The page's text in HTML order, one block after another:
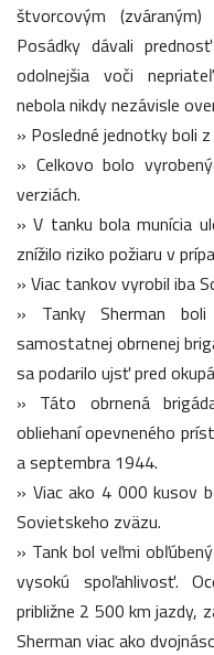
štvorcovým
Posádky dávali
odolnejšia voči
nebola nikdy nezávisle
» Posledné jednotky boli
» Celkovo bolo
verziách.
» V tanku bola munícia
znížilo riziko požiaru v
» Viac tankov vyrobil iba
» Tanky Sherman
samostatnej obrnenej
sa podarilo ujsť pred
» Táto obrnená
obliehaní opevneného
a septembra 1944.
» Viac ako 4 000 kusov
Sovietskeho zväzu.
» Tank bol veľmi
vysokú spoľahlivosť.
približne 2 500 km jazdy,
Sherman viac ako